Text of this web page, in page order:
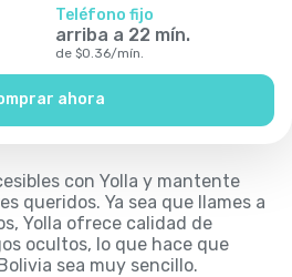
Teléfono fijo
arriba a 22 mín.
de $0.36/mín.
ahora
con Yolla y mantente
queridos. Ya sea que llames a
Yolla ofrece calidad de
ocultos, lo que hace que
sea muy sencillo.